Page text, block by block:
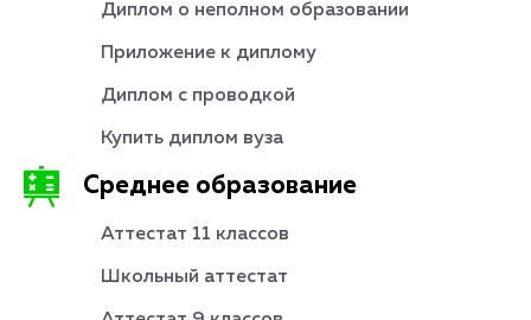
Диплом о неполном образовании
Приложение к диплому
Диплом с проводкой
Купить диплом вуза
Среднее образование
Аттестат 11 классов
Школьный аттестат